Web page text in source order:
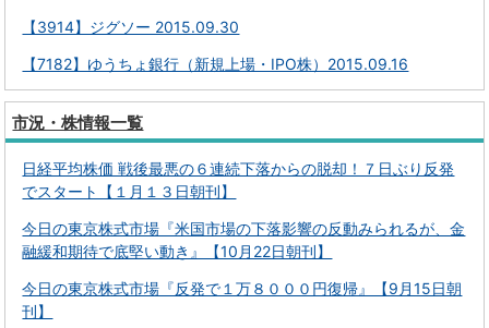
【3914】ジグソー 2015.09.30
【7182】ゆうちょ銀行（新規上場・IPO株）2015.09.16
市況・株情報一覧
日経平均株価 戦後最悪の６連続下落からの脱却！７日ぶり反発
でスタート【１月１３日朝刊】
今日の東京株式市場『米国市場の下落影響の反動みられるが、金
融緩和期待で底堅い動き』【10月22日朝刊】
今日の東京株式市場『反発で１万８０００円復帰』【9月15日朝
刊】